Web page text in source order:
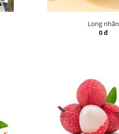
Long nhãn
0 đ